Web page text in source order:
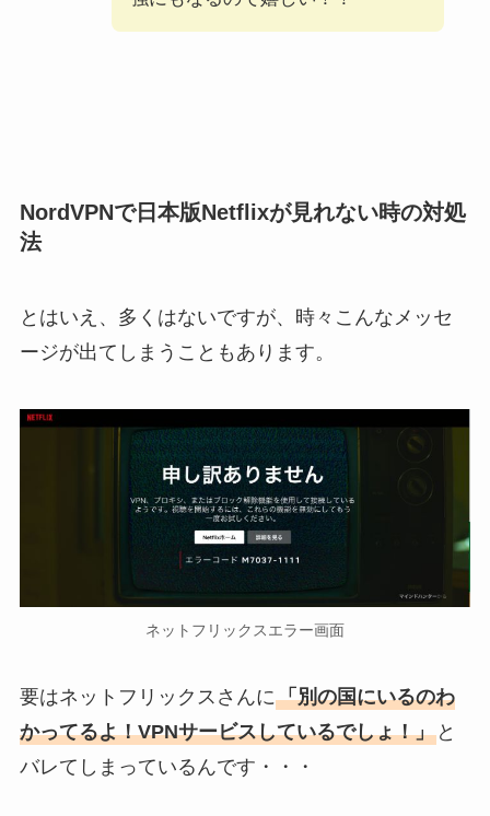
NordVPNで日本版Netflixが見れない時の対処
法
とはいえ、多くはないですが、時々こんなメッセ
ージが出てしまうこともあります。
ネットフリックスエラー画面
要はネットフリックスさんに「別の国にいるのわ
かってるよ！VPNサービスしているでしょ！」と
バレてしまっているんです・・・